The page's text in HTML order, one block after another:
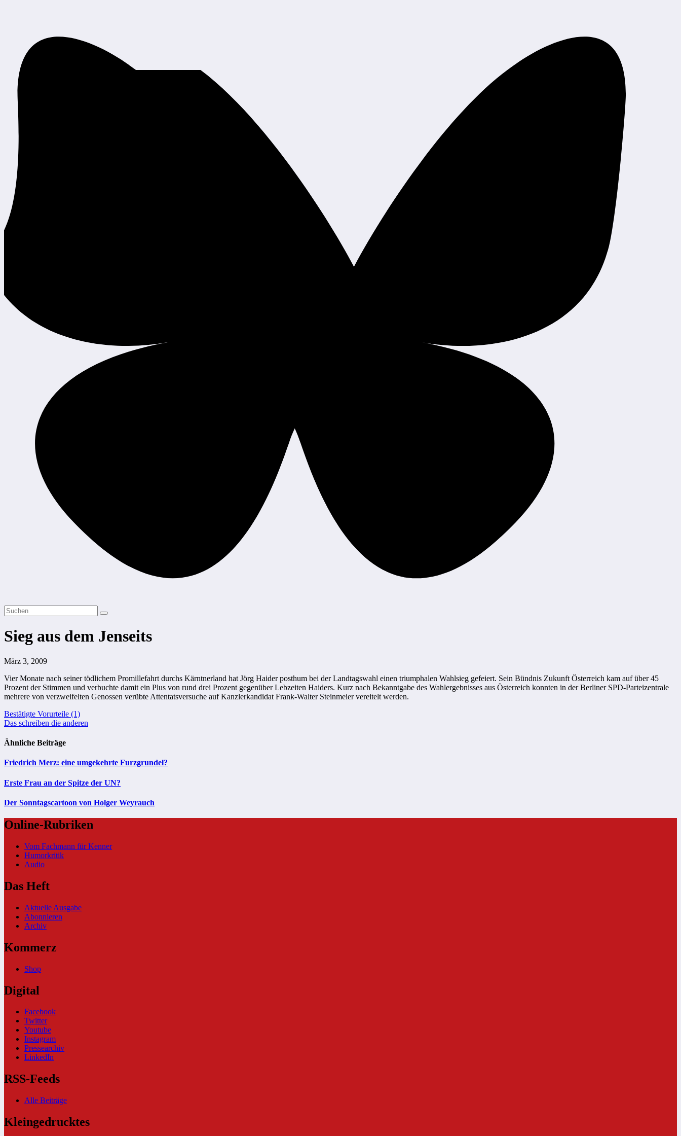
Sieg aus dem Jenseits
März 3, 2009
Vier Monate nach seiner tödlichem Promillefahrt durchs Kärntnerland hat Jörg Haider posthum bei der Landtagswahl einen triumphalen Wahlsieg gefeiert. Sein Bündnis Zukunft Österreich kam auf über 45
Prozent der Stimmen und verbuchte damit ein Plus von rund drei Prozent gegenüber Lebzeiten Haiders. Kurz nach Bekanntgabe des Wahlergebnisses aus Österreich konnten in der Berliner SPD-Parteizentrale
mehrere von verzweifelten Genossen verübte Attentatsversuche auf Kanzlerkandidat Frank-Walter Steinmeier vereitelt werden.
Beitragsnavigation
Bestätigte Vorurteile (1)
Das schreiben die anderen
Ähnliche Beiträge
Friedrich Merz: eine umgekehrte Furzgrundel?
Erste Frau an der Spitze der UN?
Der Sonntagscartoon von Holger Weyrauch
Online-Rubriken
Vom Fachmann für Kenner
Humorkritik
Audio
Das Heft
Aktuelle Ausgabe
Abonnieren
Archiv
Kommerz
Shop
Digital
Facebook
Twitter
Youtube
Instagram
Pressearchiv
LinkedIn
RSS-Feeds
Alle Beiträge
Kleingedrucktes